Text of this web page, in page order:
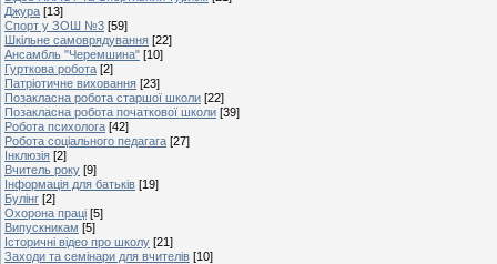
Джура [13]
Спорт у ЗОШ №3 [59]
Шкільне самоврядування [22]
Ансамбль "Черемшина" [10]
Гурткова робота [2]
Патріотичне виховання [23]
Позакласна робота старшої школи [22]
Позакласна робота початкової школи [39]
Робота психолога [42]
Робота соціального педагага [27]
Інклюзія [2]
Вчитель року [9]
Інформація для батьків [19]
Булінг [2]
Охорона праці [5]
Випускникам [5]
Історичні відео про школу [21]
Заходи та семінари для вчителів [10]